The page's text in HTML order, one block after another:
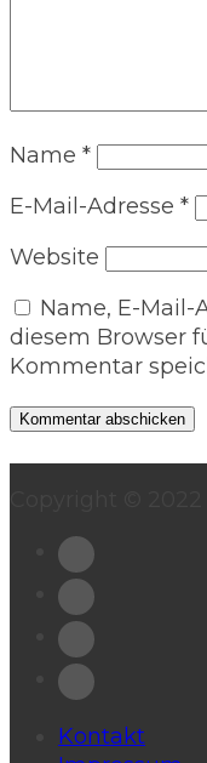
Name *
E-Mail-Adresse *
Website
Name, E-Mail-
diesem Browser
Kommentar
Kontakt